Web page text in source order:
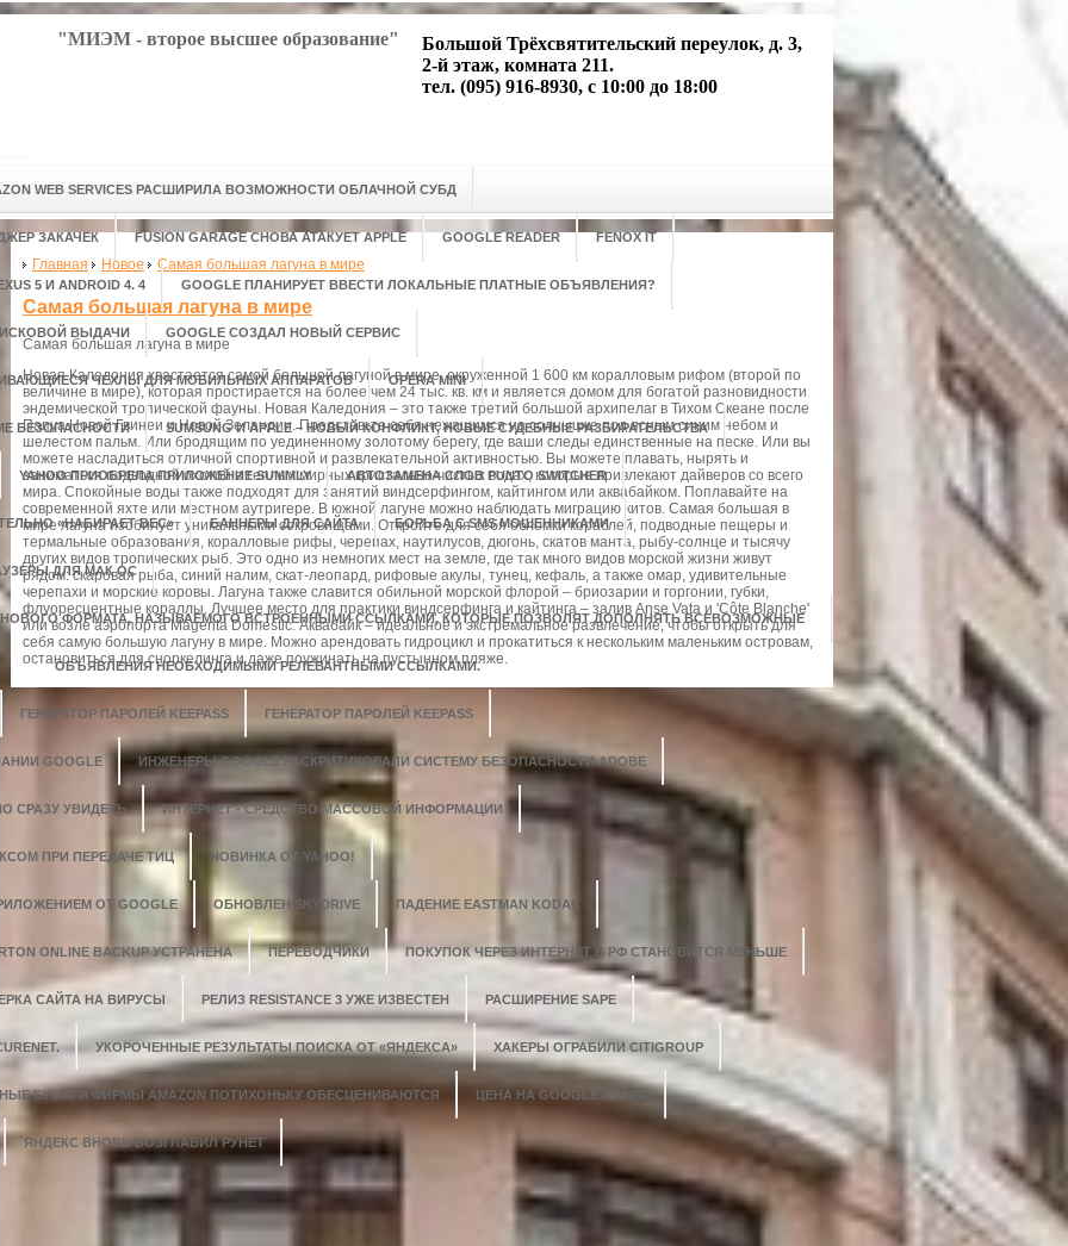
"МИЭМ - второе высшее образование"
Большой Трёхсвятительский переулок, д. 3,
2-й этаж, комната 211.
тел. (095) 916-8930, с 10:00 до 18:00
WEB SERVICES РАСШИРИЛА ВОЗМОЖНОСТИ ОБЛАЧНОЙ СУБД
ЗАКАЧЕК FUSION GARAGE СНОВА АТАКУЕТ APPLE GOOGLE READER FENOX IT
5 И ANDROID 4. 4 GOOGLE ПЛАНИРУЕТ ВВЕСТИ ЛОКАЛЬНЫЕ ПЛАТНЫЕ ОБЪЯВЛЕНИЯ?
ВЫДАЧИ GOOGLE СОЗДАЛ НОВЫЙ СЕРВИС
ЧЕХЛЫ ДЛЯ МОБИЛЬНЫХ АППАРАТОВ OPERA MINI
БЕЗОПАСНОСТИ SUMSUNG И APPLE – НОВЫЙ КОНФЛИКТ, НОВЫЕ СУДЕБНЫЕ РАЗБИРАТЕЛЬСТВА
YAHOO ПРИОБРЕЛА ПРИЛОЖЕНИЕ SUMMLY АВТОЗАМЕНА СЛОВ PUNTO SWITCHER
«НАБИРАЕТ ВЕС» БАННЕРЫ ДЛЯ САЙТА БОРЬБА С SMS МОШЕННИКАМИ
ДЛЯ МАК ОС
НОВОГО ФОРМАТА, НАЗЫВАЕМОГО ВСТРОЕННЫМИ ССЫЛКАМИ, КОТОРЫЕ ПОЗВОЛЯТ ДОПОЛНЯТЬ ВСЕВОЗМОЖНЫЕ
ОБЪЯВЛЕНИЯ НЕОБХОДИМЫМИ РЕЛЕВАНТНЫМИ ССЫЛКАМИ.
ГЕНЕРАТОР ПАРОЛЕЙ KEEPASS ГЕНЕРАТОР ПАРОЛЕЙ KEEPASS
GOOGLE ИНЖЕНЕРЫ GOOGLE РАСКРИТИКОВАЛИ СИСТЕМУ БЕЗОПАСНОСТИ ADOBE
СРАЗУ УВИДЕТЬ ИНТЕРНЕТ - СРЕДСТВО МАССОВОЙ ИНФОРМАЦИИ
ПРИ ПЕРЕДАЧЕ ТИЦ НОВИНКА ОТ YAHOO!
ОТ GOOGLE ОБНОВЛЕН SKYDRIVE ПАДЕНИЕ EASTMAN KODAK
ONLINE BACKUP УСТРАНЕНА ПЕРЕВОДЧИКИ ПОКУПОК ЧЕРЕЗ ИНТЕРНЕТ В РФ СТАНОВИТСЯ МЕНЬШЕ
САЙТА НА ВИРУСЫ РЕЛИЗ RESISTANCE 3 УЖЕ ИЗВЕСТЕН РАСШИРЕНИЕ SAPE
УКОРОЧЕННЫЕ РЕЗУЛЬТАТЫ ПОИСКА ОТ «ЯНДЕКСА» ХАКЕРЫ ОГРАБИЛИ CITIGROUP
БУМАГИ ФИРМЫ AMAZON ПОТИХОНЬКУ ОБЕСЦЕНИВАЮТСЯ ЦЕНА НА GOOGLE УПАЛА
ЯНДЕКС ВНОВЬ ВОЗГЛАВИЛ РУНЕТ
Главная Новое Самая большая лагуна в мире
Самая большая лагуна в мире
Самая большая лагуна в мире
Новая Каледония хвастается самой большой лагуной в мире, окруженной 1 600 км коралловым рифом (второй по
величине в мире), которая простирается на более чем 24 тыс. кв. км и является домом для богатой разновидности
эндемической тропической фауны. Новая Каледония – это также третий большой архипелаг в Тихом Океане после
Папуа Новой Гвинеи и Новой Зеландии. Представьте себя нежащимся на солнышке под ясным синим небом и
шелестом пальм. Или бродящим по уединенному золотому берегу, где ваши следы единственные на песке. Или вы
можете насладиться отличной спортивной и развлекательной активностью. Вы можете плавать, нырять и
заниматься подводной охотой в теплых мирных кристально-чистых водах, которые привлекают дайверов со всего
мира. Спокойные воды также подходят для занятий виндсерфингом, кайтингом или аквабайком. Поплавайте на
современной яхте или местном аутригере. В южной лагуне можно наблюдать миграцию китов. Самая большая в
мире лагуна изобилует уникальными сокровищами. Откройте для себя обломки кораблей, подводные пещеры и
термальные образования, коралловые рифы, черепах, наутилусов, дюгонь, скатов манта, рыбу-солнце и тысячу
других видов тропических рыб. Это одно из немногих мест на земле, где так много видов морской жизни живут
рядом: скаровая рыба, синий налим, скат-леопард, рифовые акулы, тунец, кефаль, а также омар, удивительные
черепахи и морские коровы. Лагуна также славится обильной морской флорой – бриозарии и горгонии, губки,
флуоресцентные кораллы. Лучшее место для практики виндсерфинга и кайтинга – залив Anse Vata и 'Côte Blanche'
или возле аэропорта Magenta Domestic. Аквабайк – идеальное и экстремальное развлечение, чтобы открыть для
себя самую большую лагуну в мире. Можно арендовать гидроцикл и прокатиться к нескольким маленьким островам,
остановиться для сноркелинга и даже поужинать на пустынном пляже.